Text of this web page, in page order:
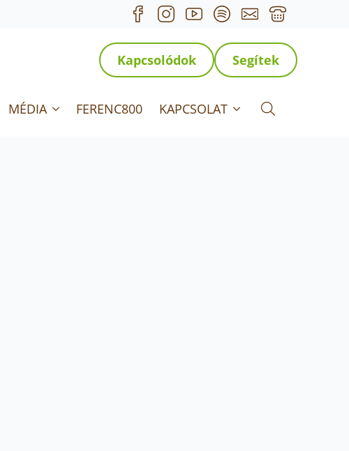
Kapcsolódok Segítek
MÉDIA FERENC800
KAPCSOLAT